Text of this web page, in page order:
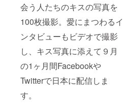
会う人たちのキスの写真を
100枚撮影。愛にまつわるイ
ンタビューもビデオで撮影
し、キス写真に添えて９月
の1ヶ月間Facebookや
Twitterで日本に配信しま
す。